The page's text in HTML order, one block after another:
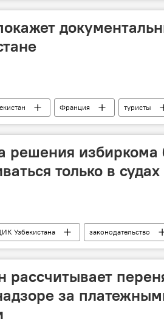
Франция туристы
решения избиркома
только в судах
Узбекистана законодательство
рассчитывает
за